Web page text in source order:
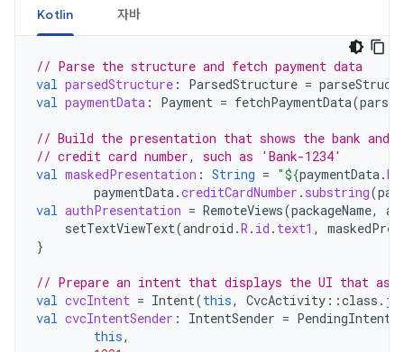
Kotlin 자바
// Parse the structure and fetch payment data
val parsedStructure : ParsedStructure =
val paymentData : Payment = fetchPaymentData(
// Build the presentation that shows the bank
// credit card number, such as 'Bank-1234'
val maskedPresentation : String = "${paymentData.
paymentData.creditCardNumber . substring(
val authPresentation = RemoteViews(packageName,
setTextViewText(android .R . id . text1 ,
}
// Prepare an intent that displays the UI that
val cvcIntent = Intent(this, CvcActivity ::class .
val cvcIntentSender : IntentSender = PendingIntent
this,